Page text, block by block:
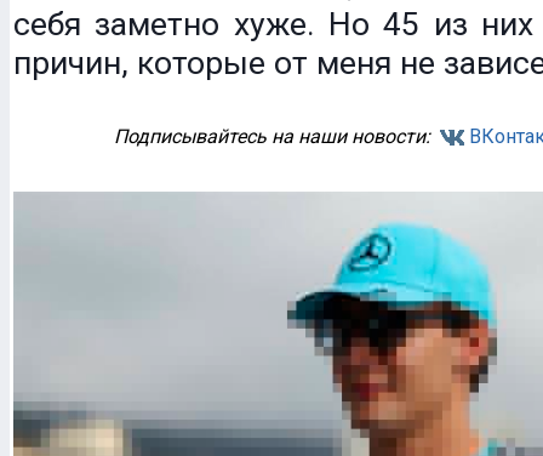
себя заметно хуже. Но 45 из них
причин, которые от меня не
Подписывайтесь на наши новости: